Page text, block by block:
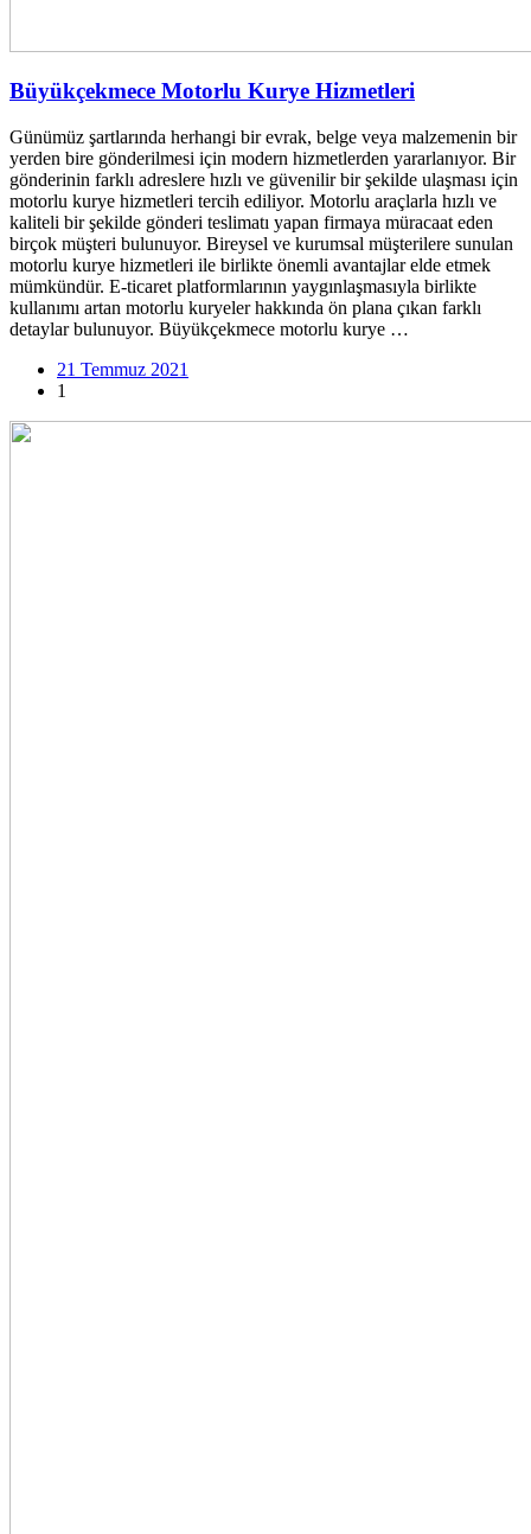
Büyükçekmece Motorlu Kurye Hizmetleri
Günümüz şartlarında herhangi bir evrak, belge veya malzemenin bir
yerden bire gönderilmesi için modern hizmetlerden yararlanıyor. Bir
gönderinin farklı adreslere hızlı ve güvenilir bir şekilde ulaşması için
motorlu kurye hizmetleri tercih ediliyor. Motorlu araçlarla hızlı ve
kaliteli bir şekilde gönderi teslimatı yapan firmaya müracaat eden
birçok müşteri bulunuyor. Bireysel ve kurumsal müşterilere sunulan
motorlu kurye hizmetleri ile birlikte önemli avantajlar elde etmek
mümkündür. E-ticaret platformlarının yaygınlaşmasıyla birlikte
kullanımı artan motorlu kuryeler hakkında ön plana çıkan farklı
detaylar bulunuyor. Büyükçekmece motorlu kurye …
21 Temmuz 2021
1